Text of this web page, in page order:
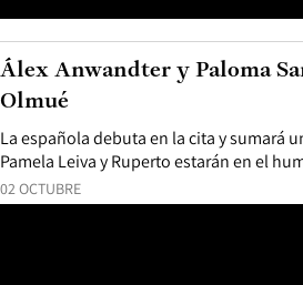
02 OCTUBRE
La española debuta en la cita y sumará
Pamela Leiva y Ruperto estarán en el
Álex Anwandter y Paloma
Olmué